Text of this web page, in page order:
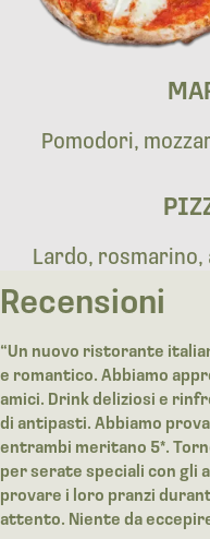
Pomodori,
Lardo, rosmarino,
Recensioni
“Un nuovo ristorante
e romantico. Abbiamo
amici. Drink deliziosi e
di antipasti. Abbiamo
entrambi meritano 5*.
per serate speciali con gli
provare i loro pranzi
attento. Niente da